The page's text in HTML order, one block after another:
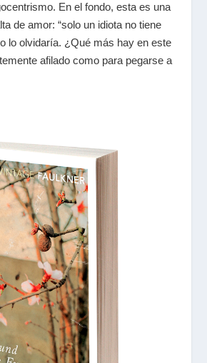
En el fondo, esta es una
de amor: “solo un idiota no tiene
lo olvidaría. ¿Qué más hay en este
afilado como para pegarse a